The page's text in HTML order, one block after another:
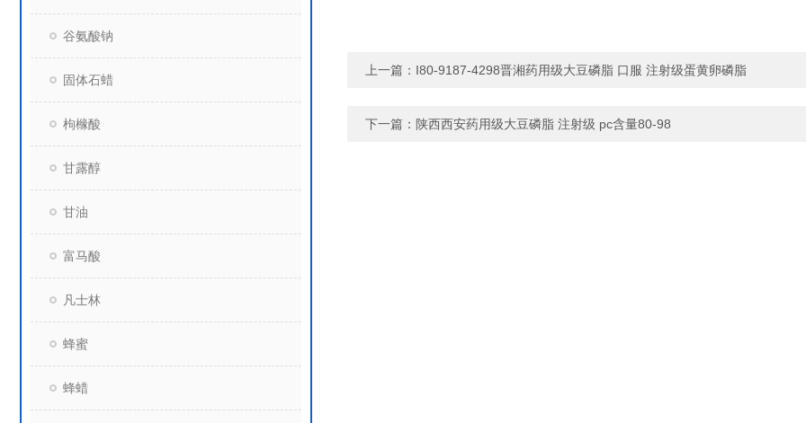
谷氨酸钠
固体石蜡
枸橼酸
甘露醇
甘油
富马酸
凡士林
蜂蜜
蜂蜡
上一篇： I80-9187-4298晋湘药用级大豆磷脂 口服 注射级蛋黄卵磷脂
下一篇： 陕西西安药用级大豆磷脂 注射级 pc含量80-98